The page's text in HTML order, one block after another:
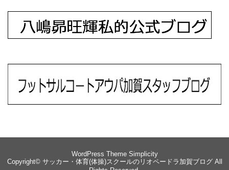
WordPress Theme Simplicity
Copyright© サッカー・体育(体操)スクールのリオペードラ加賀ブログAll